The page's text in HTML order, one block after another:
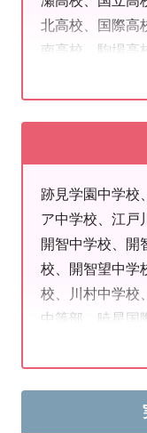
「塾に通うことを嫌
先生たちとの会話
で、満足げに帰って
こちらは福生駅前教
明光義塾は勉強に困
大学、東京理科
東邦大学、獨協
学、日本体育
学院大学、明治
北高校、国際高
南高校、駒場高
高校、芝商業高
並総合高校、砂
術高校、第五
（創造理数）、
校、田園調布高
育学校（内部）
校、豊多摩高校
高校、農芸高校
校、八王子拓
高校、日野高校
高校、稔ヶ丘
跡見学園中学校
ア中学校、江戸
開智中学校、開
校、開智望中学
校、川村中学校
中等部、暁星国
中学校、國學院
園世田谷中学校
実践女子学園中